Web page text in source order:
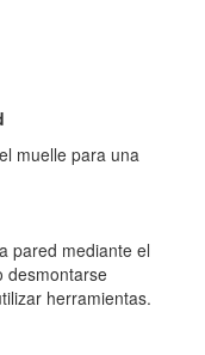
muelle para una
pared mediante el
desmontarse
herramientas.